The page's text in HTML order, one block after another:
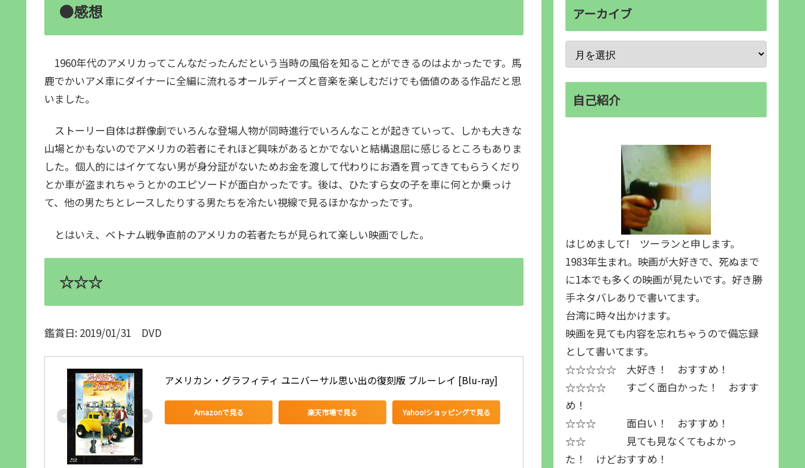
●感想
1960年代のアメリカってこんなだったんだという当時の風俗を知ることができるのはよかったです。馬
鹿でかいアメ車にダイナーに全編に流れるオールディーズと音楽を楽しむだけでも価値のある作品だと思
いました。
ストーリー自体は群像劇でいろんな登場人物が同時進行でいろんなことが起きていって、しかも大きな
山場とかもないのでアメリカの若者にそれほど興味があるとかでないと結構退屈に感じるところもありま
した。個人的にはイケてない男が身分証がないためお金を渡して代わりにお酒を買ってきてもらうくだり
とか車が盗まれちゃうとかのエピソードが面白かったです。後は、ひたすら女の子を車に何とか乗っけ
て、他の男たちとレースしたりする男たちを冷たい視線で見るほかなかったです。
とはいえ、ベトナム戦争直前のアメリカの若者たちが見られて楽しい映画でした。
☆☆☆
鑑賞日: 2019/01/31 DVD
アメリカン・グラフィティ ユニバーサル思い出の復刻版 ブルーレイ [Blu-ray]
Amazonで見る 楽天市場で見る Yahoo!ショッピングで見る
アーカイブ
自己紹介
はじめまして! ツーランと申します。
1983年生まれ。映画が大好きで、死ぬまで
に1本でも多くの映画が見たいです。好き勝
手ネタバレありで書いてます。
台湾に時々出かけます。
映画を見ても内容を忘れちゃうので備忘録
として書いてます。
☆☆☆☆☆ 大好き！ おすすめ！
☆☆☆☆ すごく面白かった！ おすす
め！
☆☆☆ 面白い！ おすすめ！
☆☆ 見ても見なくてもよかっ
た！ けどおすすめ！